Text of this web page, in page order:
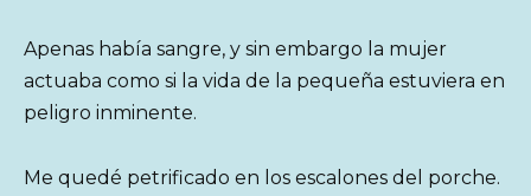
Apenas había sangre, y sin embargo la mujer
actuaba como si la vida de la pequeña estuviera en
peligro inminente.
Me quedé petrificado en los escalones del porche.